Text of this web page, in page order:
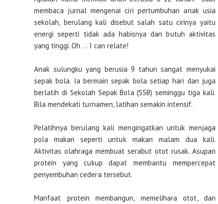
membaca jurnal mengenai ciri pertumbuhan anak usia
sekolah, berulang kali disebut salah satu cirinya yaitu
energi seperti tidak ada habisnya dan butuh aktivitas
yang tinggi. Oh … I can relate!
Anak sulungku yang berusia 9 tahun sangat menyukai
sepak bola. Ia bermain sepak bola setiap hari dan juga
berlatih di Sekolah Sepak Bola (SSB) seminggu tiga kali.
Bila mendekati turnamen, latihan semakin intensif.
Pelatihnya berulang kali mengingatkan untuk menjaga
pola makan seperti untuk makan malam dua kali.
Aktivitas olahraga membuat serabut otot rusak. Asupan
protein yang cukup dapat membantu mempercepat
penyembuhan cedera tersebut.
Manfaat protein membangun, memelihara otot, dan